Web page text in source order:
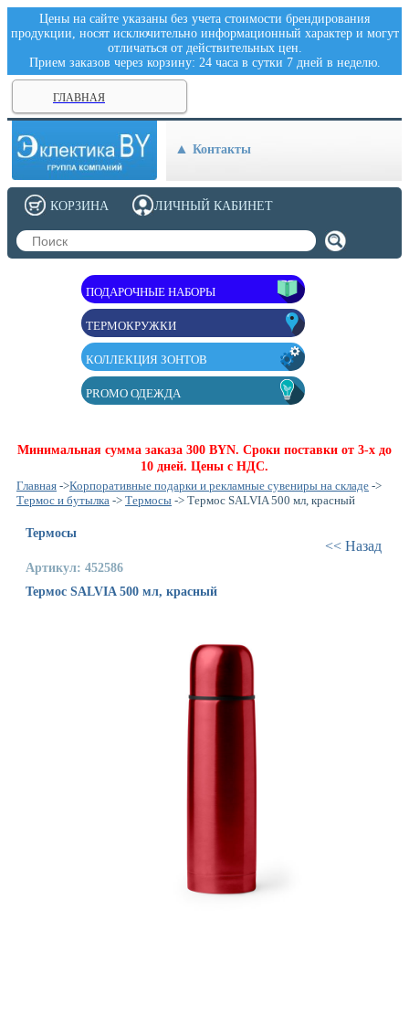
Цены на сайте указаны без учета стоимости брендирования
продукции, носят исключительно информационный характер и могут
отличаться от действительных цен.
Прием заказов через корзину: 24 часа в сутки 7 дней в неделю.
ГЛАВНАЯ
Контакты
ПОДАРОЧНЫЕ НАБОРЫ
ТЕРМОКРУЖКИ
КОЛЛЕКЦИЯ ЗОНТОВ
PROMO ОДЕЖДА
Минимальная сумма заказа 300 BYN. Сроки поставки от 3-х до
10 дней. Цены с НДС.
Главная ->Корпоративные подарки и рекламные сувениры на складе ->
Термос и бутылка -> Термосы -> Термос SALVIA 500 мл, красный
<< Назад
Термосы
Артикул: 452586
Термос SALVIA 500 мл, красный
ЛИЧНЫЙ КАБИНЕТ
КОРЗИНА